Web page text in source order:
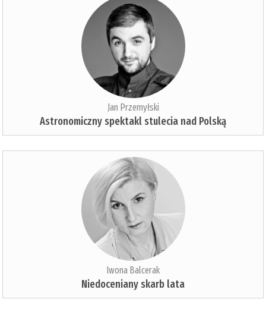
Jan Przemyłski
Astronomiczny spektakl stulecia nad Polską
Iwona Balcerak
Niedoceniany skarb lata